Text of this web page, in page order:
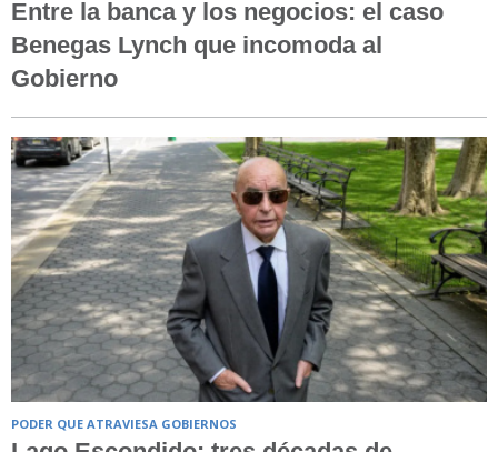
Entre la banca y los negocios: el caso
Benegas Lynch que incomoda al
Gobierno
PODER QUE ATRAVIESA GOBIERNOS